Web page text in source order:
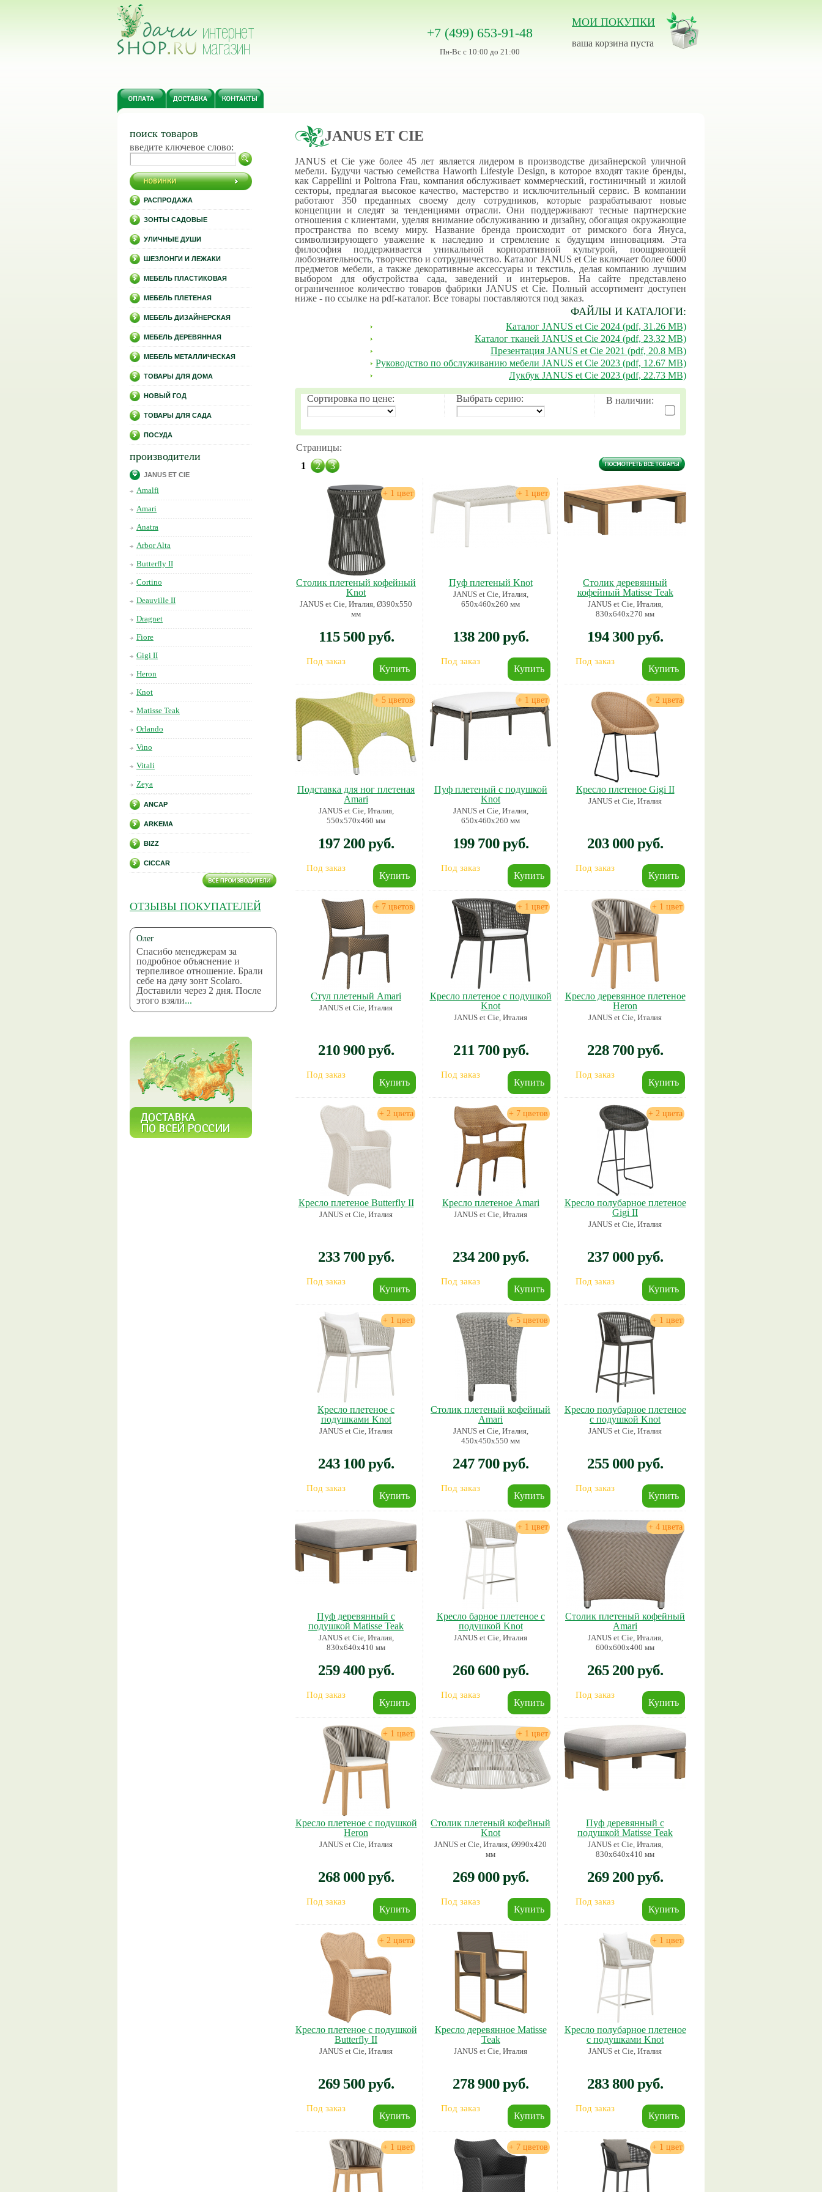
МОИ ПОКУПКИ
ваша корзина пуста
+7 (499) 653-91-48
Пн-Вс с 10:00 до 21:00
поиск товаров
введите ключевое слово:
РАСПРОДАЖА
ЗОНТЫ САДОВЫЕ
УЛИЧНЫЕ ДУШИ
ШЕЗЛОНГИ И ЛЕЖАКИ
МЕБЕЛЬ ПЛАСТИКОВАЯ
МЕБЕЛЬ ПЛЕТЕНАЯ
МЕБЕЛЬ ДИЗАЙНЕРСКАЯ
МЕБЕЛЬ ДЕРЕВЯННАЯ
МЕБЕЛЬ МЕТАЛЛИЧЕСКАЯ
ТОВАРЫ ДЛЯ ДОМА
НОВЫЙ ГОД
ТОВАРЫ ДЛЯ САДА
ПОСУДА
производители
JANUS ET CIE
Amalfi
Amari
Anatra
Arbor Alta
Butterfly II
Cortino
Deauville II
Dragnet
Fiore
Gigi II
Heron
Knot
Matisse Teak
Orlando
Vino
Vitali
Zeya
ANCAP
ARKEMA
BIZZ
CICCAR
ОТЗЫВЫ ПОКУПАТЕЛЕЙ
Олег
Спасибо менеджерам за
подробное объяснение и
терпеливое отношение. Брали
себе на дачу зонт Scolaro.
Доставили через 2 дня. После
этого взяли...
JANUS ET CIE
JANUS et Cie уже более 45 лет является лидером в производстве дизайнерской уличной
мебели. Будучи частью семейства Haworth Lifestyle Design, в которое входят такие бренды,
как Cappellini и Poltrona Frau, компания обслуживает коммерческий, гостиничный и жилой
секторы, предлагая высокое качество, мастерство и исключительный сервис. В компании
работают 350 преданных своему делу сотрудников, которые разрабатывают новые
концепции и следят за тенденциями отрасли. Они поддерживают тесные партнерские
отношения с клиентами, уделяя внимание обслуживанию и дизайну, обогащая окружающие
пространства по всему миру. Название бренда происходит от римского бога Януса,
символизирующего уважение к наследию и стремление к будущим инновациям. Эта
философия поддерживается уникальной корпоративной культурой, поощряющей
любознательность, творчество и сотрудничество. Каталог JANUS et Cie включает более 6000
предметов мебели, а также декоративные аксессуары и текстиль, делая компанию лучшим
выбором для обустройства сада, заведений и интерьеров. На сайте представлено
ограниченное количество товаров фабрики JANUS et Cie. Полный ассортимент доступен
ниже - по ссылке на pdf-каталог. Все товары поставляются под заказ.
ФАЙЛЫ И КАТАЛОГИ:
Каталог JANUS et Cie 2024 (pdf, 31.26 MB)
Каталог тканей JANUS et Cie 2024 (pdf, 23.32 MB)
Презентация JANUS et Cie 2021 (pdf, 20.8 MB)
Руководство по обслуживанию мебели JANUS et Cie 2023 (pdf, 12.67 MB)
Лукбук JANUS et Cie 2023 (pdf, 22.73 MB)
Сортировка по цене: Выбрать серию: В наличии:
Страницы:
1
2 3
+ 1 цвет
Столик плетеный кофейный
Knot
JANUS et Cie, Италия, Ø390х550
мм
115 500 руб.
Под заказ
+ 1 цвет
Пуф плетеный Knot
JANUS et Cie, Италия,
650х460х260 мм
138 200 руб.
Под заказ
Столик деревянный
кофейный Matisse Teak
JANUS et Cie, Италия,
830х640х270 мм
194 300 руб.
Под заказ
+ 5 цветов
Подставка для ног плетеная
Amari
JANUS et Cie, Италия,
550х570х460 мм
197 200 руб.
Под заказ
+ 1 цвет
Пуф плетеный с подушкой
Knot
JANUS et Cie, Италия,
650х460х260 мм
199 700 руб.
Под заказ
+ 2 цвета
Кресло плетеное Gigi II
JANUS et Cie, Италия
203 000 руб.
Под заказ
+ 7 цветов
Стул плетеный Amari
JANUS et Cie, Италия
210 900 руб.
Под заказ
+ 1 цвет
Кресло плетеное с подушкой
Knot
JANUS et Cie, Италия
211 700 руб.
Под заказ
+ 1 цвет
Кресло деревянное плетеное
Heron
JANUS et Cie, Италия
228 700 руб.
Под заказ
+ 2 цвета
Кресло плетеное Butterfly II
JANUS et Cie, Италия
233 700 руб.
Под заказ
+ 7 цветов
Кресло плетеное Amari
JANUS et Cie, Италия
234 200 руб.
Под заказ
+ 2 цвета
Кресло полубарное плетеное
Gigi II
JANUS et Cie, Италия
237 000 руб.
Под заказ
+ 1 цвет
Кресло плетеное с
подушками Knot
JANUS et Cie, Италия
243 100 руб.
Под заказ
+ 5 цветов
Столик плетеный кофейный
Amari
JANUS et Cie, Италия,
450х450х550 мм
247 700 руб.
Под заказ
+ 1 цвет
Кресло полубарное плетеное
с подушкой Knot
JANUS et Cie, Италия
255 000 руб.
Под заказ
Пуф деревянный с
подушкой Matisse Teak
JANUS et Cie, Италия,
830х640х410 мм
259 400 руб.
Под заказ
+ 1 цвет
Кресло барное плетеное с
подушкой Knot
JANUS et Cie, Италия
260 600 руб.
Под заказ
+ 4 цвета
Столик плетеный кофейный
Amari
JANUS et Cie, Италия,
600х600х400 мм
265 200 руб.
Под заказ
+ 1 цвет
Кресло плетеное с подушкой
Heron
JANUS et Cie, Италия
268 000 руб.
Под заказ
+ 1 цвет
Столик плетеный кофейный
Knot
JANUS et Cie, Италия, Ø990х420
мм
269 000 руб.
Под заказ
Пуф деревянный с
подушкой Matisse Teak
JANUS et Cie, Италия,
830х640х410 мм
269 200 руб.
Под заказ
+ 2 цвета
Кресло плетеное с подушкой
Butterfly II
JANUS et Cie, Италия
269 500 руб.
Под заказ
Кресло деревянное Matisse
Teak
JANUS et Cie, Италия
278 900 руб.
Под заказ
+ 1 цвет
Кресло полубарное плетеное
с подушками Knot
JANUS et Cie, Италия
283 800 руб.
Под заказ
+ 1 цвет + 7 цветов + 1 цвет